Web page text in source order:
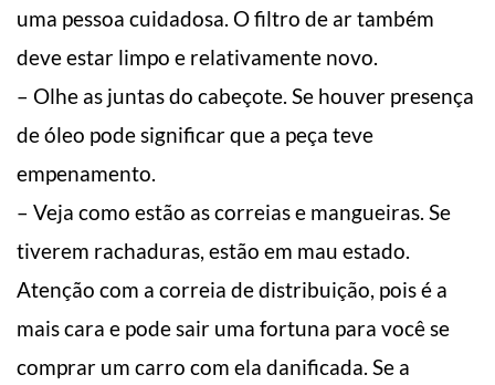
uma pessoa cuidadosa. O filtro de ar também
deve estar limpo e relativamente novo.
– Olhe as juntas do cabeçote. Se houver presença
de óleo pode significar que a peça teve
empenamento.
– Veja como estão as correias e mangueiras. Se
tiverem rachaduras, estão em mau estado.
Atenção com a correia de distribuição, pois é a
mais cara e pode sair uma fortuna para você se
comprar um carro com ela danificada. Se a